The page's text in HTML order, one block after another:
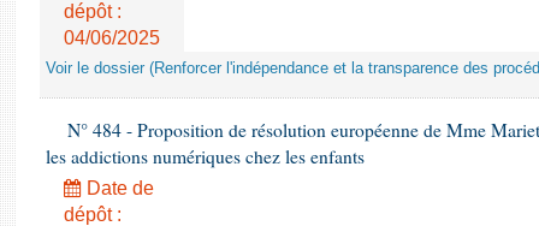
dépôt :
04/06/2025
Voir le dossier (Renforcer l'indépendance et la transparence des
N° 484 - Proposition de résolution européenne de Mme
les addictions numériques chez les enfants
Date de
dépôt :